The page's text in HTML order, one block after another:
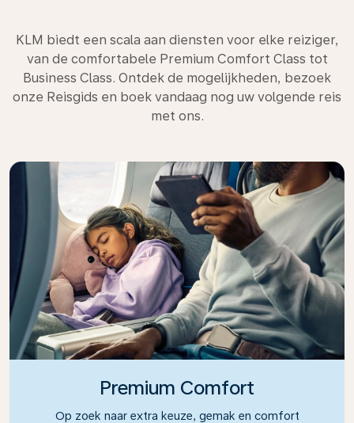
KLM biedt een scala aan diensten voor elke reiziger,
van de comfortabele Premium Comfort Class tot
Business Class. Ontdek de mogelijkheden, bezoek
onze Reisgids en boek vandaag nog uw volgende reis
met ons.
Premium Comfort
Op zoek naar extra keuze, gemak en comfort